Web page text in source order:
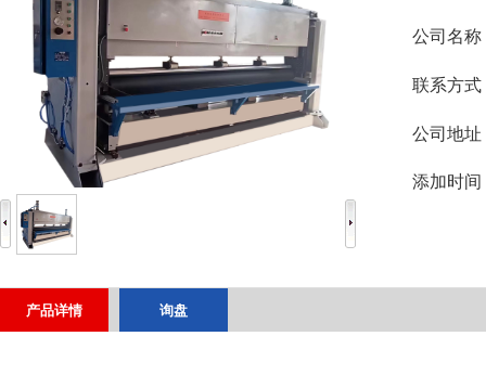
公司名称
联系方式
公司地址
添加时间
产品详情 询盘